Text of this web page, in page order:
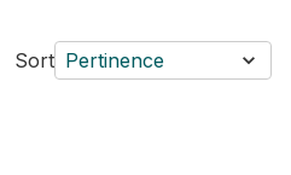
Sort Pertinence